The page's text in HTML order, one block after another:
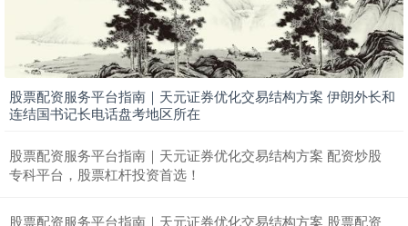
创业板指 3563.12 +47.56 +1.35%
股票配资服务平台指南｜天元证券优化交易结构方案 伊朗外长和
连结国书记长电话盘考地区所在
股票配资服务平台指南｜天元证券优化交易结构方案 配资炒股
专科平台，股票杠杆投资首选！
股票配资服务平台指南｜天元证券优化交易结构方案 股票配资